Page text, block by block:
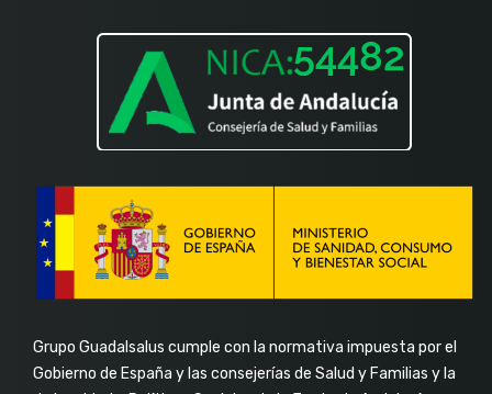
Grupo Guadalsalus cumple con la normativa impuesta por el
Gobierno de España y las consejerías de Salud y Familias y la